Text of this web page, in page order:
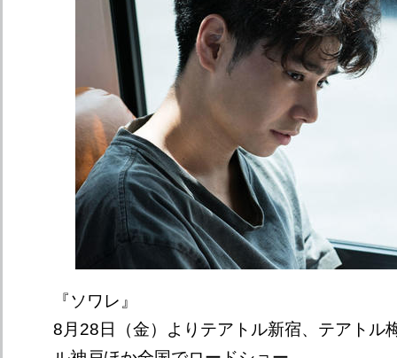
『ソワレ』
8月28日（金）よりテアトル新宿、テアトル